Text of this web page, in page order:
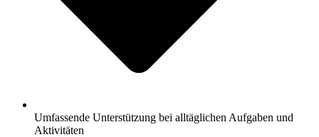
Umfassende Unterstützung bei alltäglichen Aufgaben und
Aktivitäten